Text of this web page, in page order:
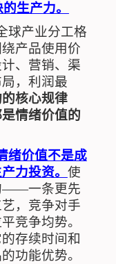
生产力。
球产业分工格
产品使用价
、营销、渠
，利润最
核心规律
情绪价值的
绪价值不是成
力投资。 使
——一条更先
，竞争对手
竞争均势。
存续时间和
功能优势。